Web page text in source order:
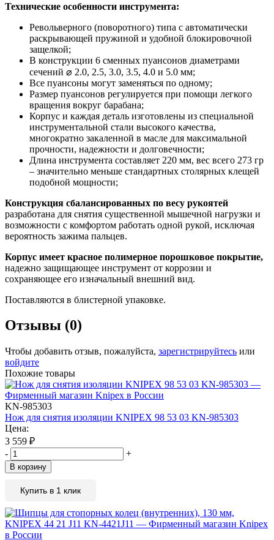
Технические особенности инструмента:
Револьверного (поворотного) типа с автоматически
раскрывающей пружиной и удобной блокировочной
защелкой;
В конструкции 6 сменных пуансонов диаметрами
сечений ⌀ 2.0, 2.5, 3.0, 3.5, 4.0 и 5.0 мм;
Все пуансоны могут заменяться по одному;
Размер пуансонов регулируется при помощи легкого
вращения вокруг барабана;
Корпус и каждая деталь изготовлены из специальной
инструментальной стали высокого качества,
многократно закаленной в масле для максимальной
прочности, надежности и долговечности;
Длина инструмента составляет 220 мм, вес всего 273 гр
– значительно меньше стандартных столярных клещей
подобной мощности;
Конструкция сбалансированных по весу рукоятей
разработана для снятия существенной мышечной нагрузки и
возможности с комфортом работать одной рукой, исключая
вероятность зажима пальцев.
Корпус имеет красное полимерное порошковое покрытие,
надежно защищающее инструмент от коррозии и
сохраняющее его изначальный внешний вид.
Поставляются в блистерной упаковке.
Отзывы (0)
Чтобы добавить отзыв, пожалуйста, зарегистрируйтесь или
войдите
Похожие товары
KN-985303
Нож для снятия изоляции KNIPEX 98 53 03 KN-985303
Цена:
3 559 ₽
-
+
В корзину
Купить в 1 клик